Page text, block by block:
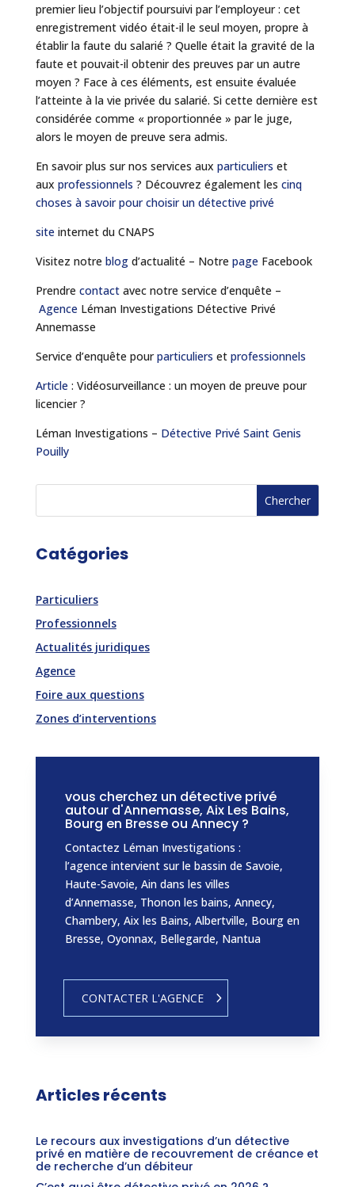
premier lieu l’objectif poursuivi par l’employeur : cet
enregistrement vidéo était-il le seul moyen, propre à
établir la faute du salarié ? Quelle était la gravité de la
faute et pouvait-il obtenir des preuves par un autre
moyen ? Face à ces éléments, est ensuite évaluée
l’atteinte à la vie privée du salarié. Si cette dernière est
considérée comme « proportionnée » par le juge,
alors le moyen de preuve sera admis.
En savoir plus sur nos services aux particuliers et
aux professionnels ? Découvrez également les cinq
choses à savoir pour choisir un détective privé
site internet du CNAPS
Visitez notre blogd’actualité – Notre page Facebook
Prendre contactavec notre service d’enquête –
Agence Léman Investigations Détective Privé
Annemasse
Service d’enquête pourparticuliers et professionnels
Article : Vidéosurveillance : un moyen de preuve pour
licencier ?
Léman Investigations – Détective Privé Saint Genis
Pouilly
Catégories
Particuliers
Professionnels
Actualités juridiques
Agence
Foire aux questions
Zones d’interventions
vous cherchez un détective privé
autour d'Annemasse, Aix Les Bains,
Bourg en Bresse ou Annecy ?
Contactez Léman Investigations :
l’agence intervient sur le bassin de Savoie,
Haute-Savoie, Ain dans les villes
d’Annemasse, Thonon les bains, Annecy,
Chambery, Aix les Bains, Albertville, Bourg en
Bresse, Oyonnax, Bellegarde, Nantua
CONTACTER L'AGENCE
Articles récents
Le recours aux investigations d’un détective
privé en matière de recouvrement de créance et
de recherche d’un débiteur